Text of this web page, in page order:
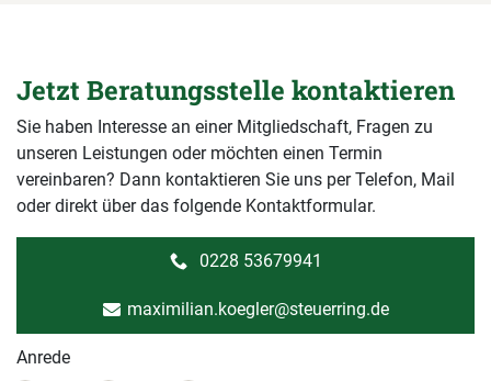
Jetzt Beratungsstelle kontaktieren
Sie haben Interesse an einer Mitgliedschaft, Fragen zu
unseren Leistungen oder möchten einen Termin
vereinbaren? Dann kontaktieren Sie uns per Telefon, Mail
oder direkt über das folgende Kontaktformular.
0228 53679941
maximilian.koegler@steuerring.de
Anrede